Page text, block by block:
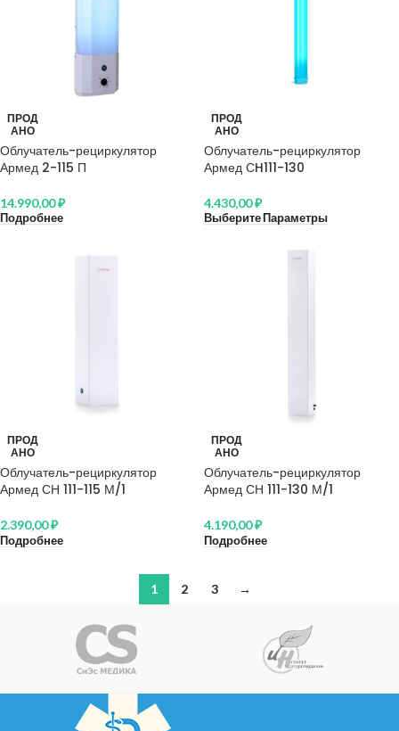
ПРОД
АНО
Облучатель-рециркулятор
Армед 2-115 П
14.990,00₽
Подробнее
ПРОД
АНО
Облучатель-рециркулятор
Армед СH111-130
4.430,00₽
Выберите Параметры
ПРОД
АНО
Облучатель-рециркулятор
Армед СН 111-115 М/1
2.390,00₽
Подробнее
ПРОД
АНО
Облучатель-рециркулятор
Армед СН 111-130 М/1
4.190,00₽
Подробнее
1 2 3 →